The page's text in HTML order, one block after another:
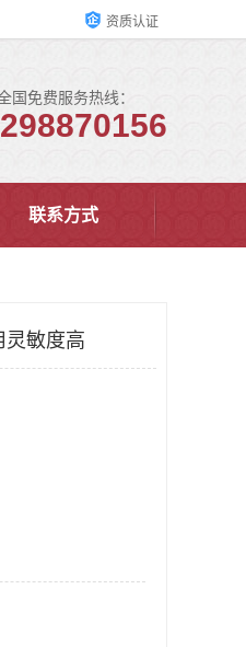
资质认证
国免费服务热线：
联系方式
灵敏度高